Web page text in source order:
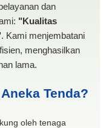
dan
"Kualitas
. Kami menjembatani
menghasilkan
lama.
Tenda?
oleh tenaga